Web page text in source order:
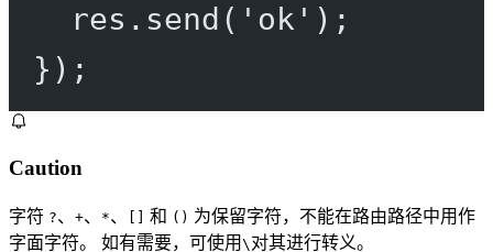
res. send ( 'ok' );
});
Caution
字符 ?、 +、 *、 和 () 为保留字符，不能在路由路径中用作
字面字符。 如有需要，可使用 \ 对其进行转义。